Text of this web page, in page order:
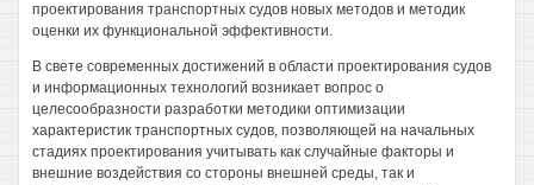
проектирования транспортных судов новых методов и методик
оценки их функциональной эффективности.
В свете современных достижений в области проектирования судов
и информационных технологий возникает вопрос о
целесообразности разработки методики оптимизации
характеристик транспортных судов, позволяющей на начальных
стадиях проектирования учитывать как случайные факторы и
внешние воздействия со стороны внешней среды, так и